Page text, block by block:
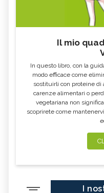
Il mio
In questo libro, con la
modo efficace come
sostituirli con proteine di
carenze alimentari o
vegetariana non
scoprirete come
I